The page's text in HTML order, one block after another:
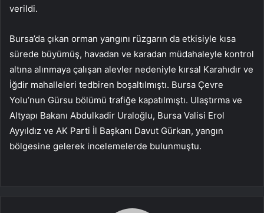
verildi.
Bursa’da çıkan orman yangını rüzgarın da etkisiyle kısa
sürede büyümüş, havadan ve karadan müdahaleyle kontrol
altına alınmaya çalışan alevler nedeniyle kırsal Karahıdır ve
İğdir mahalleleri tedbiren boşaltılmıştı. Bursa Çevre
Yolu’nun Gürsu bölümü trafiğe kapatılmıştı. Ulaştırma ve
Altyapı Bakanı Abdulkadir Uraloğlu, Bursa Valisi Erol
Ayyıldız ve AK Parti İl Başkanı Davut Gürkan, yangın
bölgesine gelerek incelemelerde bulunmuştu.